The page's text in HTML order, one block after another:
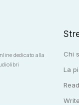
dedicato alla
Chi
La